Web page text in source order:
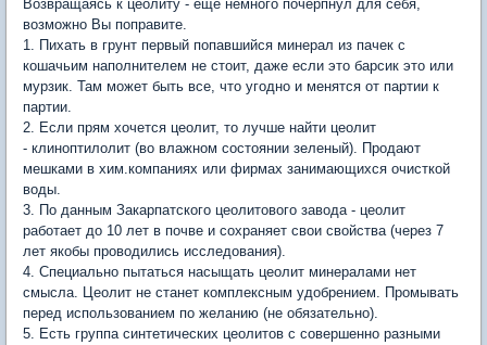
Возвращаясь к цеолиту - еще немного почерпнул для себя,
возможно Вы поправите.
1. Пихать в грунт первый попавшийся минерал из пачек с
кошачьим наполнителем не стоит, даже если это барсик это или
мурзик. Там может быть все, что угодно и менятся от партии к
партии.
2. Если прям хочется цеолит, то лучше найти цеолит
- клиноптилолит (во влажном состоянии зеленый). Продают
мешками в хим.компаниях или фирмах занимающихся очисткой
воды.
3. По данным Закарпатского цеолитового завода - цеолит
работает до 10 лет в почве и сохраняет свои свойства (через 7
лет якобы проводились исследования).
4. Специально пытаться насыщать цеолит минералами нет
смысла. Цеолит не станет комплексным удобрением. Промывать
перед использованием по желанию (не обязательно).
5. Есть группа синтетических цеолитов с совершенно разными